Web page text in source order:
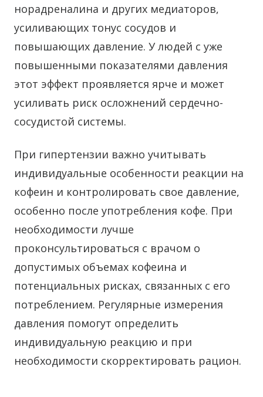
норадреналина и других медиаторов,
усиливающих тонус сосудов и
повышающих давление. У людей с уже
повышенными показателями давления
этот эффект проявляется ярче и может
усиливать риск осложнений сердечно-
сосудистой системы.
При гипертензии важно учитывать
индивидуальные особенности реакции на
кофеин и контролировать свое давление,
особенно после употребления кофе. При
необходимости лучше
проконсультироваться с врачом о
допустимых объемах кофеина и
потенциальных рисках, связанных с его
потреблением. Регулярные измерения
давления помогут определить
индивидуальную реакцию и при
необходимости скорректировать рацион.